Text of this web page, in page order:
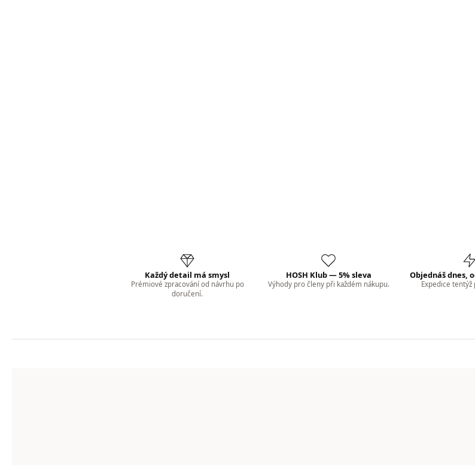
Každý detail má smysl
Prémiové zpracování od návrhu po
doručení.
HOSH Klub — 5% sleva
Výhody pro členy při každém nákupu.
Objednáš dnes,
Expedice tentýž